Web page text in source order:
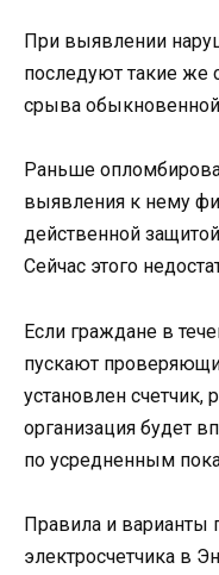
При выявлении
последуют такие же
срыва
Раньше
выявления к нему
действенной
Сейчас этого
Если граждане в
пускают
установлен
организация будет
по усредненным
Правила и варианты
электросчетчика в